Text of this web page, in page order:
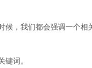
候，我们都会强调一个
键词。